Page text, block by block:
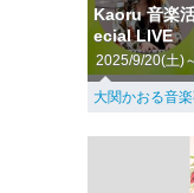
Kaoru 音楽
ecial LIVE
2025/9/20(土)
大関かおる音